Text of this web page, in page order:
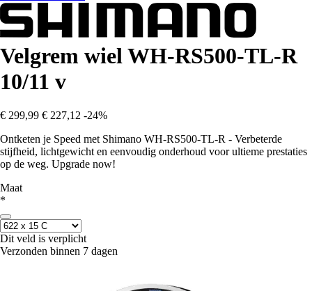
Velgrem wiel WH-RS500-TL-R
10/11 v
€ 299,99 € 227,12 -24%
Ontketen je Speed met Shimano WH-RS500-TL-R - Verbeterde
stijfheid, lichtgewicht en eenvoudig onderhoud voor ultieme prestaties
op de weg. Upgrade now!
Maat
*
Dit veld is verplicht
Verzonden binnen 7 dagen